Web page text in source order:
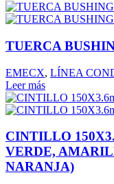
TUERCA
EMECX, LÍNEA
Leer más
CINTILLO
VERDE,
NARANJA)